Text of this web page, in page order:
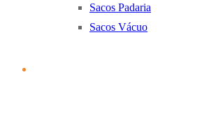
Sacos Padaria
Sacos Vácuo